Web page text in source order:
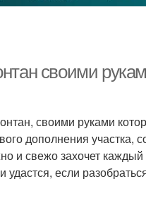
своими
своими руками
дополнения участка,
и свежо захочет каждый
если